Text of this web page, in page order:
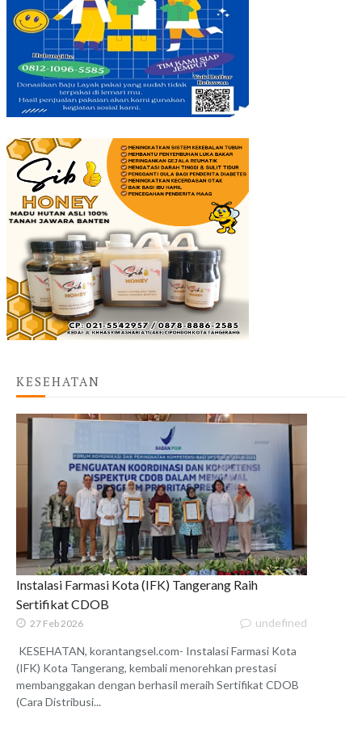
KESEHATAN
Instalasi Farmasi Kota (IFK) Tangerang Raih
Sertifikat CDOB
27 Feb 2026 undefined
KESEHATAN, korantangsel.com- Instalasi Farmasi Kota
(IFK) Kota Tangerang, kembali menorehkan prestasi
membanggakan dengan berhasil meraih Sertifikat CDOB
(Cara Distribusi...